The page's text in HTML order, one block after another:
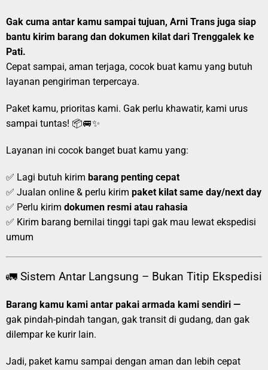
Gak cuma antar kamu sampai tujuan, Arni Trans juga siap
bantu kirim barang dan dokumen kilat dari Trenggalek ke
Pati.
Cepat sampai, aman terjaga, cocok buat kamu yang butuh
layanan pengiriman terpercaya.
Paket kamu, prioritas kami. Gak perlu khawatir, kami urus
sampai tuntas! 📦🚐✨
Layanan ini cocok banget buat kamu yang:
✅ Lagi butuh kirim barang penting cepat
✅ Jualan online & perlu kirim paket kilat same day/next day
✅ Perlu kirim dokumen resmi atau rahasia
✅ Kirim barang bernilai tinggi tapi gak mau lewat ekspedisi
umum
🚛 Sistem Antar Langsung – Bukan Titip Ekspedisi
Barang kamu kami antar pakai armada kami sendiri —
gak pindah-pindah tangan, gak transit di gudang, dan gak
dilempar ke kurir lain.
Jadi, paket kamu sampai dengan aman dan lebih cepat